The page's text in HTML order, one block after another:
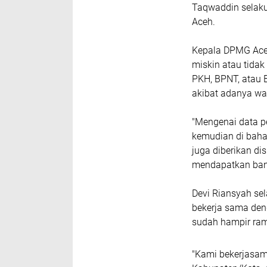
Taqwaddin
Aceh.
Kepala DPMG
miskin atau
PKH, BPNT,
akibat adanya
"Mengenai data
kemudian di
juga diberikan
mendapatkan
Devi Riansyah
bekerja sama
sudah hampir
"Kami